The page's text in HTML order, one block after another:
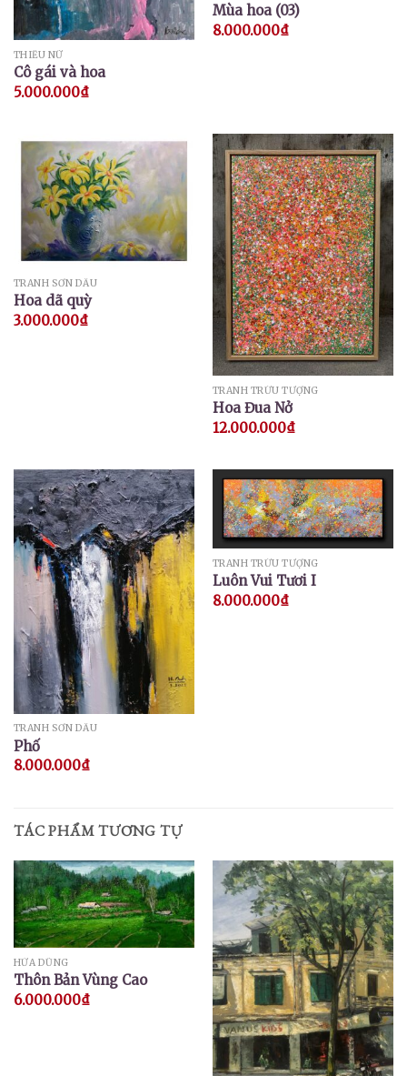
THIẾU NỮ
Cô gái và hoa
5.000.000₫
Mùa hoa (03)
8.000.000₫
TRANH SƠN DẦU
Hoa dã quỳ
3.000.000₫
TRANH TRỪU TƯỢNG
Hoa Đua Nở
12.000.000₫
TRANH SƠN DẦU
Phố
8.000.000₫
TRANH TRỪU TƯỢNG
Luôn Vui Tươi I
8.000.000₫
TÁC PHẨM TƯƠNG TỰ
HỨA DŨNG
Thôn Bản Vùng Cao
6.000.000₫